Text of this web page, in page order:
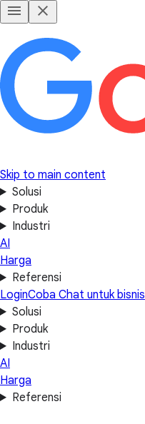
Skip to main content
Solusi
Produk
Industri
AI
Harga
Referensi
LoginCoba Chat untuk bisnis
Solusi
Produk
Industri
AI
Harga
Referensi